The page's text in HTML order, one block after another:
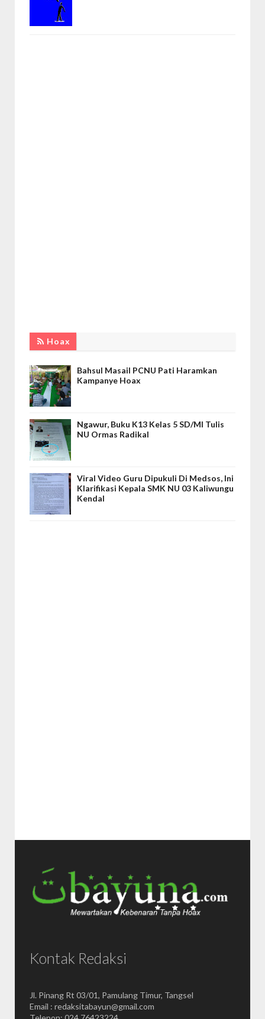
Hoax
Bahsul Masail PCNU Pati Haramkan
Kampanye Hoax
Ngawur, Buku K13 Kelas 5 SD/MI Tulis
NU Ormas Radikal
Viral Video Guru Dipukuli Di Medsos, Ini
Klarifikasi Kepala SMK NU 03 Kaliwungu
Kendal
Kontak Redaksi
Jl. Pinang Rt 03/01, Pamulang Timur, Tangsel
Email : redaksitabayun@gmail.com